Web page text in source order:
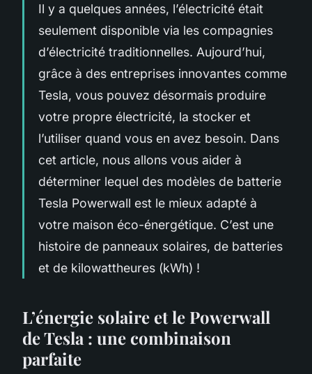
Il y a quelques années, l’électricité était
seulement disponible via les compagnies
d’électricité traditionnelles. Aujourd’hui,
grâce à des entreprises innovantes comme
Tesla, vous pouvez désormais produire
votre propre électricité, la stocker et
l’utiliser quand vous en avez besoin. Dans
cet article, nous allons vous aider à
déterminer lequel des modèles de batterie
Tesla Powerwall est le mieux adapté à
votre maison éco-énergétique. C’est une
histoire de panneaux solaires, de batteries
et de kilowattheures (kWh) !
L’énergie solaire et le Powerwall
de Tesla : une combinaison
parfaite